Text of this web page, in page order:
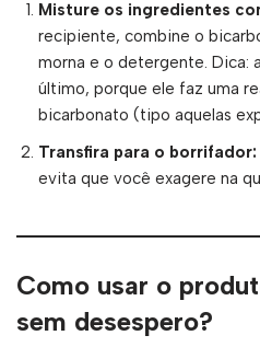
Misture os ingredientes
recipiente, combine o
morna e o detergente. Dica:
último, porque ele faz uma
bicarbonato (tipo aquelas
Transfira para o borrifador:
evita que você exagere na
Como usar o
sem desespero?